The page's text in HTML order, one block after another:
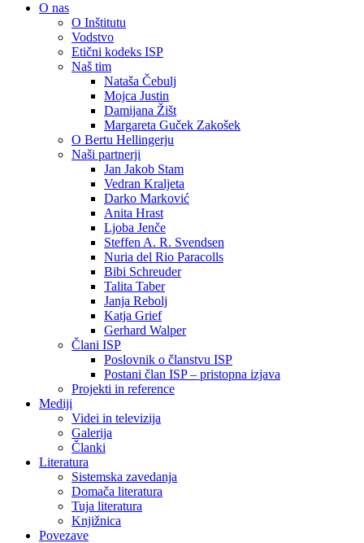
O nas
O Inštitutu
Vodstvo
Etični kodeks ISP
Naš tim
Nataša Čebulj
Mojca Justin
Damijana Žišt
Margareta Guček Zakošek
O Bertu Hellingerju
Naši partnerji
Jan Jakob Stam
Vedran Kraljeta
Darko Marković
Anita Hrast
Ljoba Jenče
Steffen A. R. Svendsen
Nuria del Rio Paracolls
Bibi Schreuder
Talita Taber
Janja Rebolj
Katja Grief
Gerhard Walper
Člani ISP
Poslovnik o članstvu ISP
Postani član ISP – pristopna izjava
Projekti in reference
Mediji
Videi in televizija
Galerija
Članki
Literatura
Sistemska zavedanja
Domača literatura
Tuja literatura
Knjižnica
Povezave